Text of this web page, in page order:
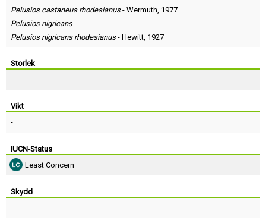
Pelusios castaneus rhodesianus- Wermuth, 1977
Pelusios nigricans-
Pelusios nigricans rhodesianus- Hewitt, 1927
Storlek
Vikt
-
IUCN-Status
Least Concern
Skydd